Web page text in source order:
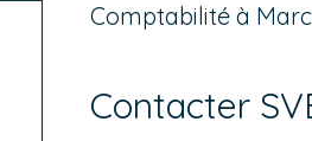
Comptabilité à
Contacter